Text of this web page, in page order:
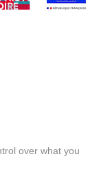
(FEDER)
over what you